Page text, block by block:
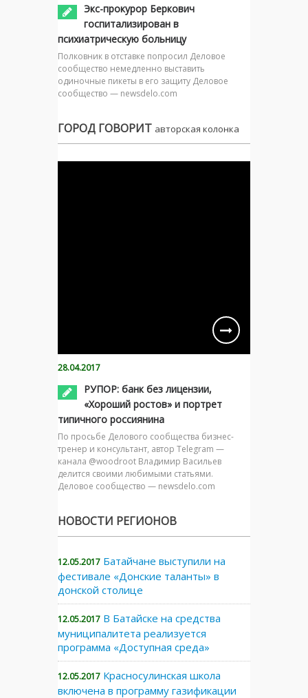
Экс-прокурор Беркович
госпитализирован в
психиатрическую больницу
Полковник в отставке попросил Деловое
сообщество немедленно выставить
одиночные пикеты в его защиту Деловое
сообщество — newsdelo.com
ГОРОД ГОВОРИТ авторская колонка
28.04.2017
РУПОР: банк без лицензии,
«Хороший ростов» и портрет
типичного россиянина
По просьбе Делового сообщества бизнес-
тренер и консультант, автор Telegram —
канала @woodroot Владимир Васильев
делится своими любимыми статьями.
Деловое сообщество — newsdelo.com
НОВОСТИ РЕГИОНОВ
12.05.2017 Батайчане выступили на
фестивале «Донские таланты» в
донской столице
12.05.2017 В Батайске на средства
муниципалитета реализуется
программа «Доступная среда»
12.05.2017 Красносулинская школа
включена в программу газификации